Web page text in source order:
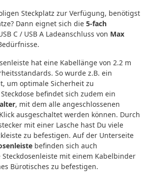
Steckplatz zur Verfügung, benötigst
Dann eignet sich die 5-fach
C / USB A Ladeanschluss von Max
hat eine Kabellänge von 2.2 m
So wurde z.B. ein
um optimale Sicherheit zu
befindet sich zudem ein
, mit dem alle angeschlossenen
ausgeschaltet werden können. Durch
mit einer Lasche hast Du viele
zu befestigen. Auf der Unterseite
befinden sich auch
mit einem Kabelbinder
Bürotisches zu befestigen.